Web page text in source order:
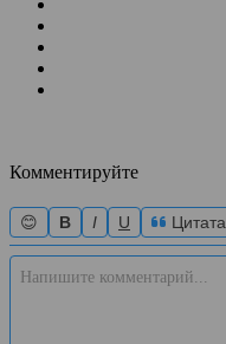
Комментируйте
😊 B I U Цитата